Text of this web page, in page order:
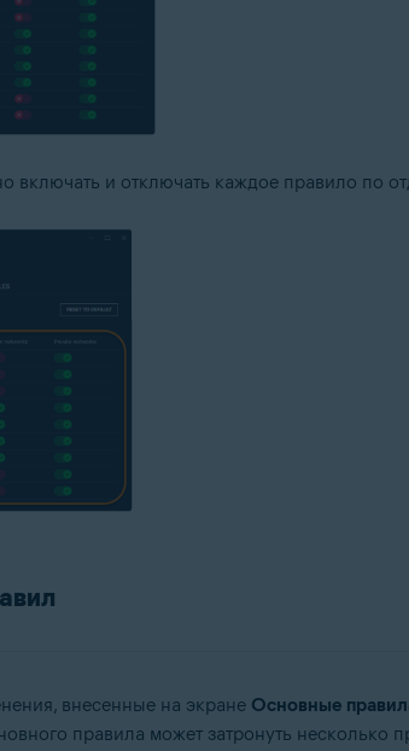
включать и отключать каждое правило по
внесенные на экране Основные
правила может затронуть несколько